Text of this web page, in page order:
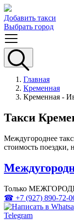
Добавить такси
Выбрать город
Главная
Кременная
Кременная -
Такси
Междугороднее
стоимость поездки,
Только МЕЖГОРОД
☎ +7 (927) 890-72-
Telegram